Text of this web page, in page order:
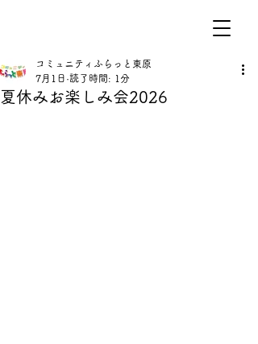
夏休みお楽しみ会2026
コミュニティふらっと東原
7月1日 読了時間: 1分